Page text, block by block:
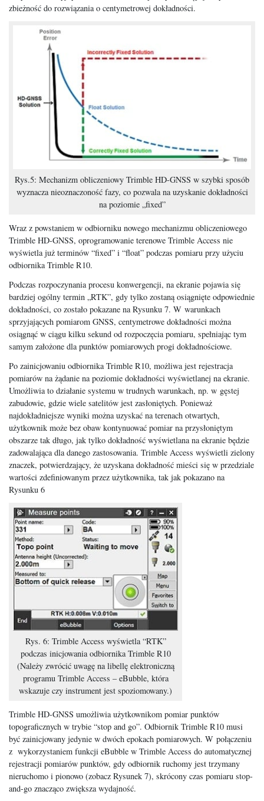
zbieżność do rozwiązania o centymetrowej dokładności.
Rys.5: Mechanizm obliczeniowy Trimble HD-GNSS w szybki sposób
wyznacza nieoznaczoność fazy, co pozwala na uzyskanie dokładności
na poziomie „fixed”
Wraz z powstaniem w odbiorniku nowego mechanizmu obliczeniowego
Trimble HD-GNSS, oprogramowanie terenowe Trimble Access nie
wyświetla już terminów “fixed” i “float” podczas pomiaru przy użyciu
odbiornika Trimble R10.
Podczas rozpoczynania procesu konwergencji, na ekranie pojawia się
bardziej ogólny termin „RTK”, gdy tylko zostaną osiągnięte odpowiednie
dokładności, co zostało pokazane na Rysunku 7. W warunkach
sprzyjających pomiarom GNSS, centymetrowe dokładności można
osiągnąć w ciągu kilku sekund od rozpoczęcia pomiaru, spełniając tym
samym założone dla punktów pomiarowych progi dokładnościowe.
Po zainicjowaniu odbiornika Trimble R10, możliwa jest rejestracja
pomiarów na żądanie na poziomie dokładności wyświetlanej na ekranie.
Umożliwia to działanie systemu w trudnych warunkach, np. w gęstej
zabudowie, gdzie wiele satelitów jest zasłoniętych. Ponieważ
najdokładniejsze wyniki można uzyskać na terenach otwartych,
użytkownik może bez obaw kontynuować pomiar na przysłoniętym
obszarze tak długo, jak tylko dokładność wyświetlana na ekranie będzie
zadowalająca dla danego zastosowania. Trimble Access wyświetli zielony
znaczek, potwierdzający, że uzyskana dokładność mieści się w przedziale
wartości zdefiniowanym przez użytkownika, tak jak pokazano na
Rysunku 6
Rys. 6: Trimble Access wyświetla “RTK”
podczas inicjowania odbiornika Trimble R10
(Należy zwrócić uwagę na libellę elektroniczną
programu Trimble Access – eBubble, która
wskazuje czy instrument jest spoziomowany.)
Trimble HD-GNSS umożliwia użytkownikom pomiar punktów
topograficznych w trybie “stop and go”. Odbiornik Trimble R10 musi
być zainicjowany jedynie w dwóch epokach pomiarowych. W połączeniu
z wykorzystaniem funkcji eBubble w Trimble Access do automatycznej
rejestracji pomiarów punktów, gdy odbiornik ruchomy jest trzymany
nieruchomo i pionowo (zobacz Rysunek 7), skrócony czas pomiaru stop-
and-go znacząco zwiększa wydajność.